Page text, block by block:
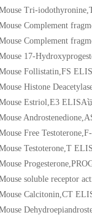
Tri-
Complement
Complement
17-
Follistatin,FS
Histone
Estriol,E3
Free
Testoterone,T
soluble receptor
Calcitonin,CT